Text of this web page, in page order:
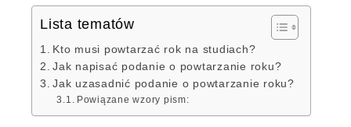
Lista tematów
Kto musi powtarzać rok na studiach?
Jak napisać podanie o powtarzanie roku?
Jak uzasadnić podanie o powtarzanie roku?
Powiązane wzory pism: